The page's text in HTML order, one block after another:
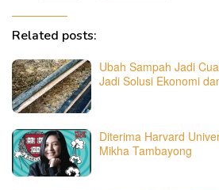
Related posts:
Ubah Sampah Jadi
Jadi Solusi Ekonomi
Diterima Harvard
Mikha Tambayong